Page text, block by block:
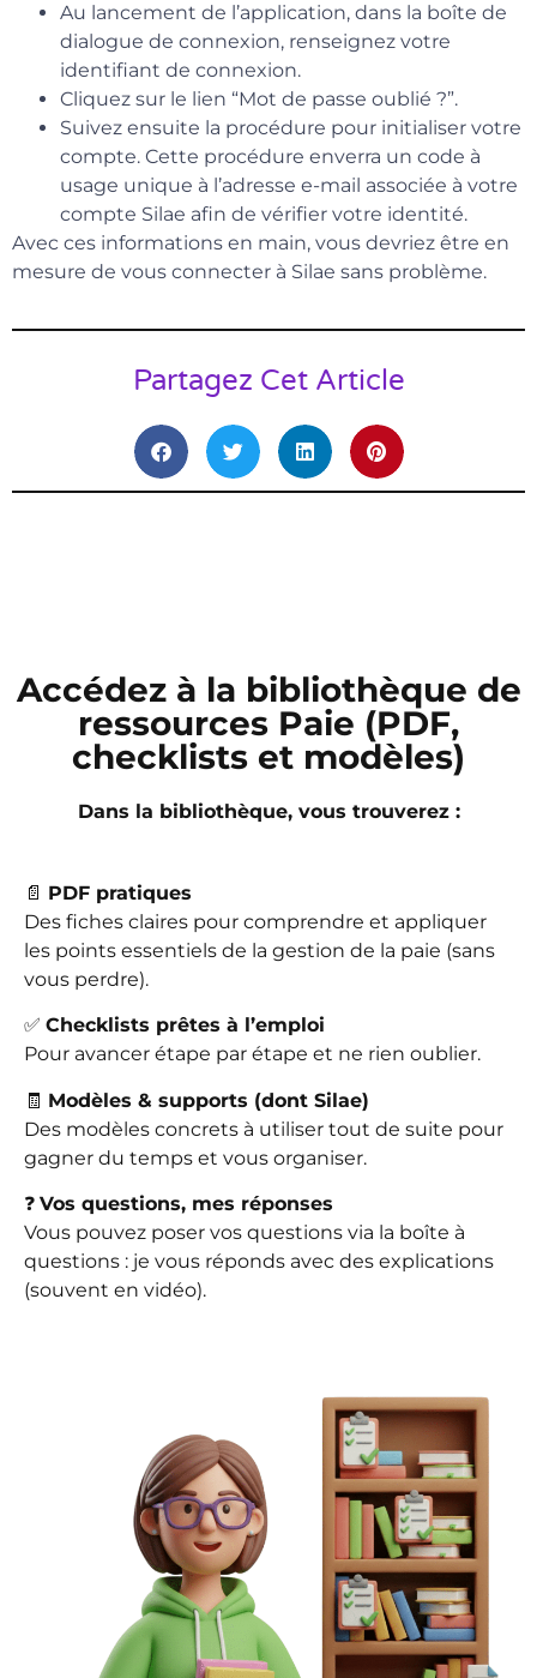
Au lancement de l’application, dans la boîte de
dialogue de connexion, renseignez votre
identifiant de connexion.
Cliquez sur le lien “Mot de passe oublié ?”.
Suivez ensuite la procédure pour initialiser votre
compte. Cette procédure enverra un code à
usage unique à l’adresse e-mail associée à votre
compte Silae afin de vérifier votre identité.
Avec ces informations en main, vous devriez être en
mesure de vous connecter à Silae sans problème.
Partagez Cet Article
Accédez à la bibliothèque de
ressources Paie (PDF,
checklists et modèles)
Dans la bibliothèque, vous trouverez :
📄 PDF pratiques
Des fiches claires pour comprendre et appliquer
les points essentiels de la gestion de la paie (sans
vous perdre).
✅ Checklists prêtes à l’emploi
Pour avancer étape par étape et ne rien oublier.
🧾 Modèles & supports (dont Silae)
Des modèles concrets à utiliser tout de suite pour
gagner du temps et vous organiser.
❓ Vos questions, mes réponses
Vous pouvez poser vos questions via la boîte à
questions : je vous réponds avec des explications
(souvent en vidéo).